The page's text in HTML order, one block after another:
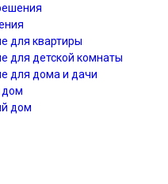
для квартиры
для детской комнаты
для дома и дачи
дом
дом